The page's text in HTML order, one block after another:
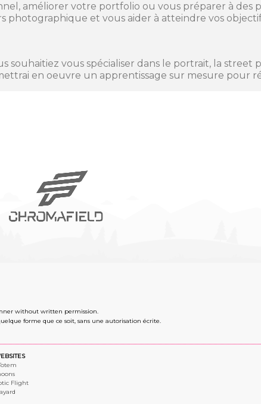
améliorer votre portfolio ou vous préparer à des
photographique et vous aider à atteindre vos
souhaitiez vous spécialiser dans le portrait, la
en oeuvre un apprentissage sur mesure pour
without written permission.
forme que ce soit, sans une autorisation écrite.
Flight